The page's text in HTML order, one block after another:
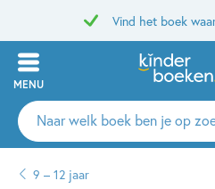
Vind het boek
MENU
Zoeken
naar
auteurs
9 – 12 jaar